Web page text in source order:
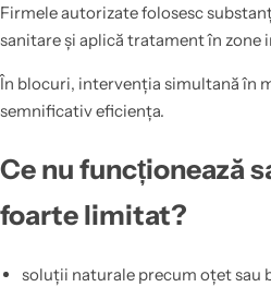
Firmele autorizate folosesc
sanitare și aplică tratament în zone
În blocuri, intervenția simultană în
semnificativ eficiența.
Ce nu funcționează
foarte limitat?
soluții naturale precum oțet sau